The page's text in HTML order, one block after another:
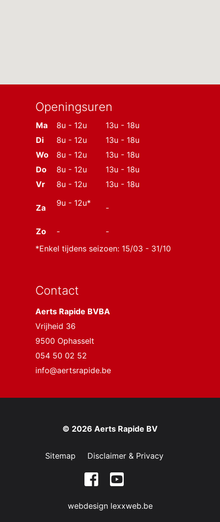
Openingsuren
Ma 8u - 12u
13u - 18u
Di
8u - 12u
13u - 18u
Wo
8u - 12u
13u - 18u
Do
8u - 12u
13u - 18u
Vr
8u - 12u 13u - 18u
Za 9u - 12u* -
Zo -
-
*Enkel tijdens seizoen: 15/03 - 31/10
Contact
Aerts Rapide BVBA
Vrijheid 36
9500 Ophasselt
054 50 02 52
info@aertsrapide.be
© 2026 Aerts Rapide BV
Sitemap Disclaimer & Privacy
webdesign lexxweb.be